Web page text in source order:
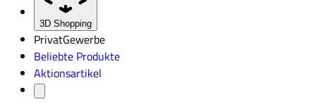
3D Shopping
PrivatGewerbe
Beliebte Produkte
Aktionsartikel